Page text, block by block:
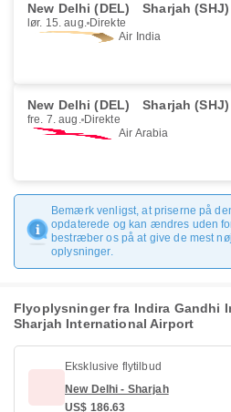
New Delhi (DEL) Sharjah (SHJ)
lør. 15. aug. Direkte
Air India
New Delhi (DEL) Sharjah (SHJ)
fre. 7. aug. Direkte
Air Arabia
Bemærk venligst, at priserne på
opdaterede og kan ændres uden
bestræber os på at give de mest
oplysninger.
Flyoplysninger fra Indira Gandhi
Sharjah International Airport
Eksklusive flytilbud
New Delhi - Sharjah
US$ 186.63